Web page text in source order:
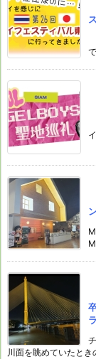
川面を眺めていたとき